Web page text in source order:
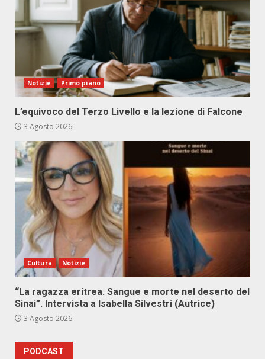
Notizie Primo piano
L’equivoco del Terzo Livello e la lezione di Falcone
3 Agosto 2026
Cultura Notizie
“La ragazza eritrea. Sangue e morte nel deserto del
Sinai”. Intervista a Isabella Silvestri (Autrice)
3 Agosto 2026
PODCAST